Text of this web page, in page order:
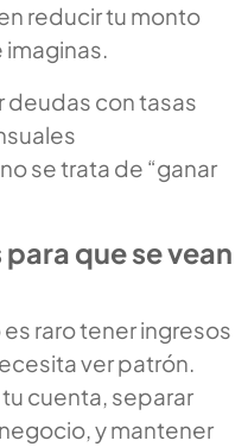
reducir tu monto
deudas con tasas
se trata de “ganar
que se vean
raro tener ingresos
ver patrón.
cuenta, separar
y mantener